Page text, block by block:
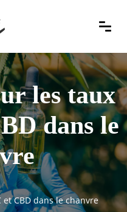
les taux
dans le
et CBD dans le chanvre